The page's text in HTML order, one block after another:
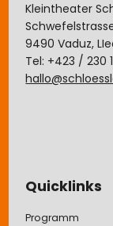
Kleintheater
9490 Vaduz,
Tel: +423 / 230
Quicklinks
Programm